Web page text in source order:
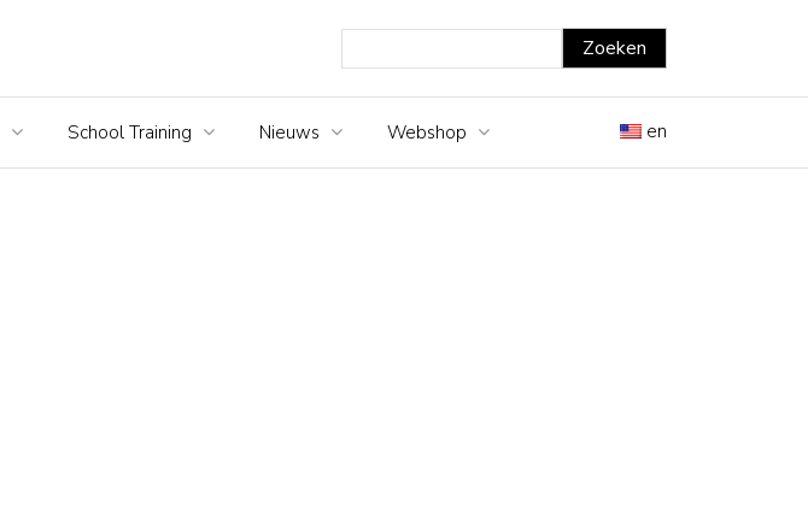
en
School Training Nieuws Webshop